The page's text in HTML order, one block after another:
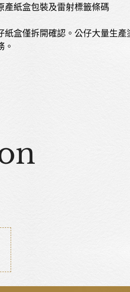
產紙盒包裝及雷射標籤條碼
紙盒僅拆開確認。公仔大量生
。